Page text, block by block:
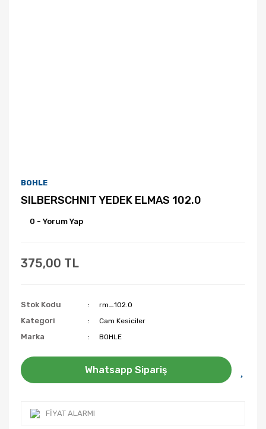
BOHLE
SILBERSCHNIT YEDEK ELMAS 102.0
0 - Yorum Yap
375,00 TL
Stok Kodu rm_102.0
Kategori Cam Kesiciler
Marka BOHLE
Whatsapp Sipariş
FIYAT ALARMI